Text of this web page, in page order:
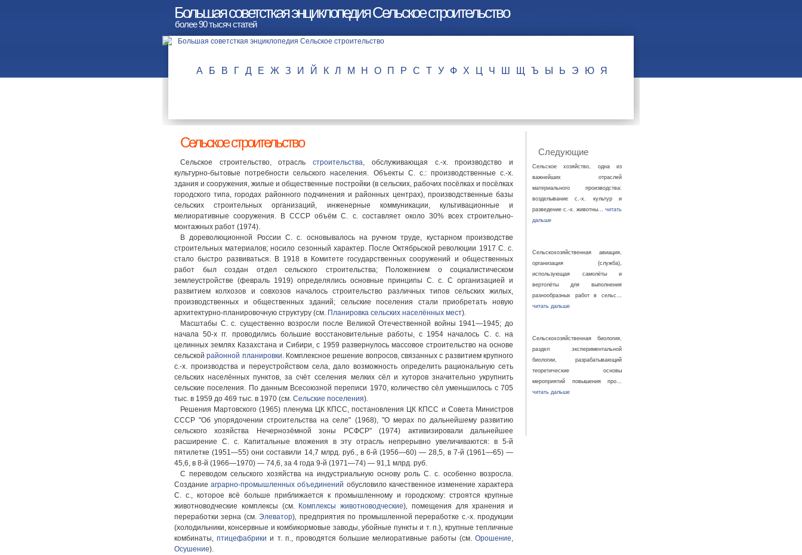
Большая советсткая энциклопедия Сельское строительство
более 90 тысяч статей
А Б В Г Д Е Ж З И Й К Л М Н О П Р С Т У Ф Х Ц Ч Ш Щ Ъ Ы Ь Э Ю Я
Сельское строительство
Сельское строительство, отрасльстроительства, обслуживающая с.-х. производство и
культурно-бытовые потребности сельского населения. Объекты С. с.: производственные с.-х.
здания и сооружения, жилые и общественные постройки (в сельских, рабочих посёлках и посёлках
городского типа, городах районного подчинения и районных центрах), производственные базы
сельских строительных организаций, инженерные коммуникации, культивационные и
мелиоративные сооружения. В СССР объём С. с. составляет около 30% всех строительно-
монтажных работ (1974).
В дореволюционной России С. с. основывалось на ручном труде, кустарном производстве
строительных материалов; носило сезонный характер. После Октябрьской революции 1917 С. с.
стало быстро развиваться. В 1918 в Комитете государственных сооружений и общественных
работ был создан отдел сельского строительства; Положением о социалистическом
землеустройстве (февраль 1919) определялись основные принципы С. с. С организацией и
развитием колхозов и совхозов началось строительство различных типов сельских жилых,
производственных и общественных зданий; сельские поселения стали приобретать новую
архитектурно-планировочную структуру (см. Планировка сельских населённых мест).
Масштабы С. с. существенно возросли после Великой Отечественной войны 1941—1945; до
начала 50-х гг. проводились большие восстановительные работы, с 1954 началось С. с. на
целинных землях Казахстана и Сибири, с 1959 развернулось массовое строительство на основе
сельскойрайонной планировки. Комплексное решение вопросов, связанных с развитием крупного
с.-х. производства и переустройством села, дало возможность определить рациональную сеть
сельских населённых пунктов, за счёт сселения мелких сёл и хуторов значительно укрупнить
сельские поселения. По данным Всесоюзной переписи 1970, количество сёл уменьшилось с 705
тыс. в 1959 до 469 тыс. в 1970 (см. Сельские поселения).
Решения Мартовского (1965) пленума ЦК КПСС, постановления ЦК КПСС и Совета Министров
СССР "Об упорядочении строительства на селе" (1968), "О мерах по дальнейшему развитию
сельского хозяйства Нечернозёмной зоны РСФСР" (1974) активизировали дальнейшее
расширение С. с. Капитальные вложения в эту отрасль непрерывно увеличиваются: в 5-й
пятилетке (1951—55) они составили 14,7 млрд. руб., в 6-й (1956—60) — 28,5, в 7-й (1961—65) —
45,6, в 8-й (1966—1970) — 74,6, за 4 года 9-й (1971—74) — 91,1 млрд. руб.
С переводом сельского хозяйства на индустриальную основу роль С. с. особенно возросла.
Созданиеаграрно-промышленных объединений обусловило качественное изменение характера
С. с., которое всё больше приближается к промышленному и городскому: строятся крупные
животноводческие комплексы (см. Комплексы животноводческие), помещения для хранения и
переработки зерна (см.Элеватор), предприятия по промышленной переработке с.-х. продукции
(холодильники, консервные и комбикормовые заводы, убойные пункты и т. п.), крупные тепличные
комбинаты,птицефабрики и т. п., проводятся большие мелиоративные работы (см.Орошение,
Осушение).
Следующие
Сельское хозяйство, одна из
важнейших отраслей
материального производства:
возделывание с.-х. культур и
разведение с.-х. животны… читать
дальше
Сельскохозяйственная авиация,
организация (служба),
использующая самолёты и
вертолёты для выполнения
разнообразных работ в сельс…
читать дальше
Сельскохозяйственная биология,
раздел экспериментальной
биологии, разрабатывающий
теоретические основы
мероприятий повышения про…
читать дальше